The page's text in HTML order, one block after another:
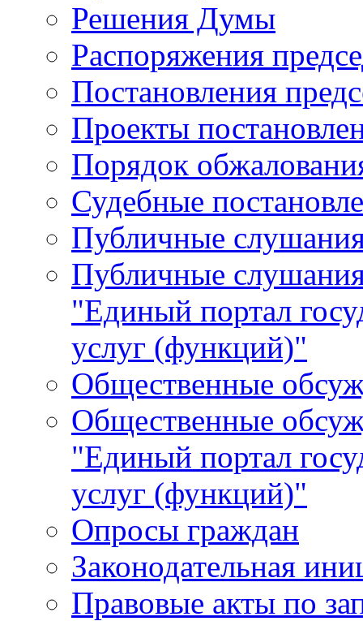
Решения Думы
Распоряжения
Постановления
Проекты
Порядок
Судебные
Публичные
Публичные
"Единый портал
услуг (функций)"
Общественные
Общественные
"Единый портал
услуг (функций)"
Опросы граждан
Законодательная
Правовые акты по